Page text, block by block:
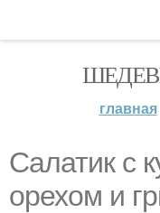
главная
Салатик с
орехом и